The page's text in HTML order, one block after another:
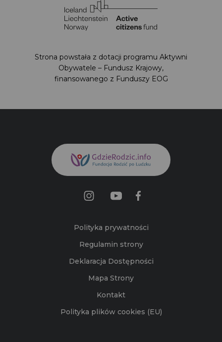
Strona powstała z dotacji programu Aktywni
Obywatele – Fundusz Krajowy,
finansowanego z Funduszy EOG
Polityka prywatności
Regulamin strony
Deklaracja Dostępności
Mapa Strony
Kontakt
Polityka plików cookies (EU)